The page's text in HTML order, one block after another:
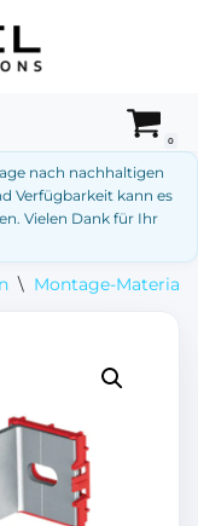
0
nach nachhaltigen
Verfügbarkeit kann es
Vielen Dank für Ihr
\ Montage-